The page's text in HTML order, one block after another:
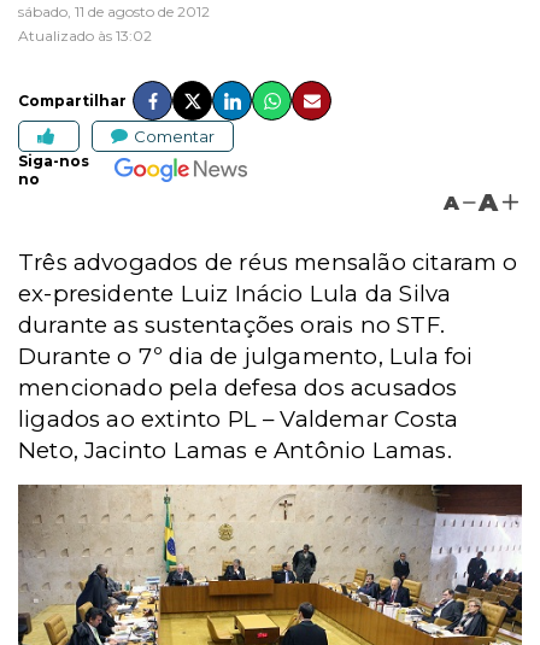
sábado, 11 de agosto de 2012
Atualizado às 13:02
Compartilhar
Comentar
Siga-nos
no
A A
Três advogados de réus mensalão citaram o
ex-presidente Luiz Inácio Lula da Silva
durante as sustentações orais no STF.
Durante o 7º dia de julgamento, Lula foi
mencionado pela defesa dos acusados
ligados ao extinto PL – Valdemar Costa
Neto, Jacinto Lamas e Antônio Lamas.